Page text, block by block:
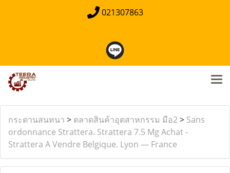
021307863
กระดานสนทนา > ตลาดสินค้าอุตสาหกรรม มือ2> Sans
ordonnance Strattera. Strattera 7.5 Mg Achat -
Strattera A Vendre Belgique. Lyon — France